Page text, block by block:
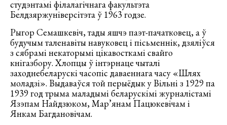
студэнтамі філалагічнага факультэта
Белдзяржуніверсітэта ў 1963 годзе.
Рыгор Семашкевіч, тады яшчэ паэт-пачатковец, а ў
будучым таленавіты навуковец і пісьменнік, дзяліўся
з сябрамі некаторымі цікавосткамі свайго
кнігазбору. Хлопцы ў інтэрнаце чыталі
заходнебеларускі часопіс даваеннага часу «Шлях
моладзі». Выдаваўся той перыёдык у Вільні з 1929 па
1939 год трыма маладымі беларускімі журналістамі
Язэпам Найдзюком, Мар’янам Пацюкевічам і
Янкам Багдановічам.